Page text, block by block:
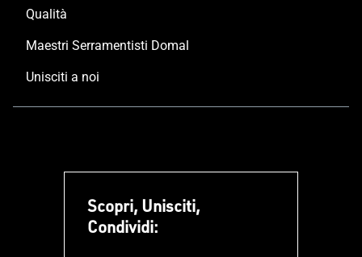
Qualità
Maestri Serramentisti Domal
Unisciti a noi
Scopri, Unisciti,
Condividi: